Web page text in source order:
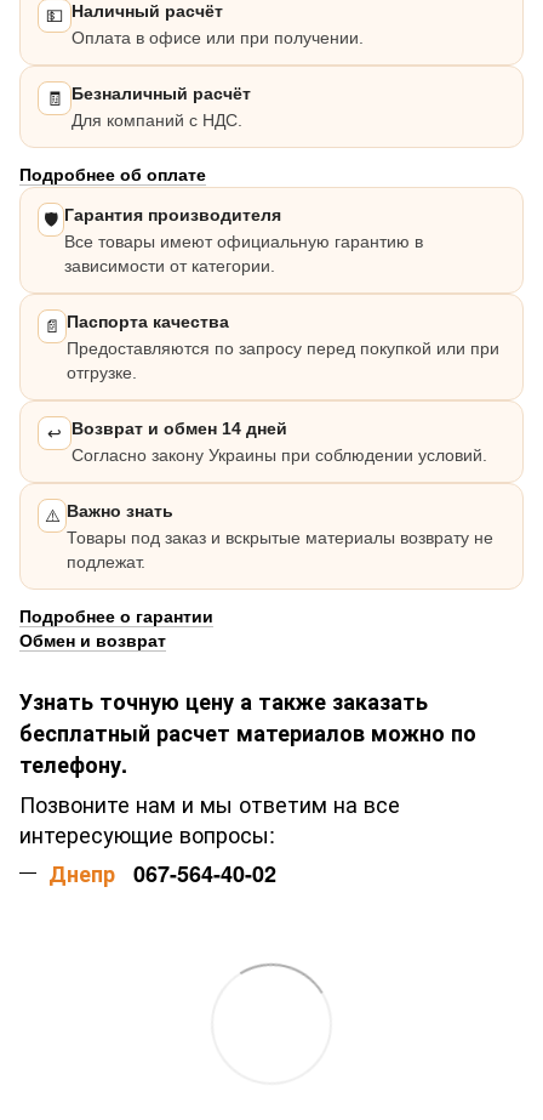
💵 Наличный расчёт
Оплата в офисе или при получении.
🧾
Безналичный расчёт
Для компаний с НДС.
Подробнее об оплате
🛡️ Гарантия производителя
Все товары имеют официальную гарантию в
зависимости от категории.
📄 Паспорта качества
Предоставляются по запросу перед покупкой или при
отгрузке.
↩️
Возврат и обмен 14 дней
Согласно закону Украины при соблюдении условий.
⚠️ Важно знать
Товары под заказ и вскрытые материалы возврату не
подлежат.
Подробнее о гарантии
Обмен и возврат
Узнать точную цену а также заказать
бесплатный расчет материалов можно по
телефону.
Позвоните нам и мы ответим на все
интересующие вопросы:
Днепр 067-564-40-02